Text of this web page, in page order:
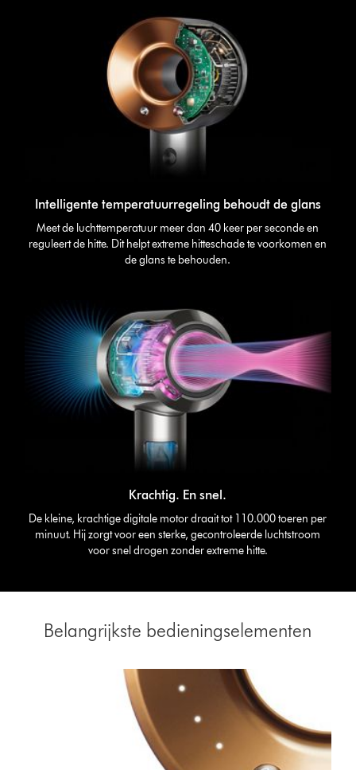
Intelligente temperatuurregeling behoudt de glans
Meet de luchttemperatuur meer dan 40 keer per seconde en
reguleert de hitte. Dit helpt extreme hitteschade te voorkomen en
de glans te behouden.
Krachtig. En snel.
De kleine, krachtige digitale motor draait tot 110.000 toeren per
minuut. Hij zorgt voor een sterke, gecontroleerde luchtstroom
voor snel drogen zonder extreme hitte.
Belangrijkste bedieningselementen